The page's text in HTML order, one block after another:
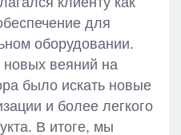
для
оборудовании.
веяний на
было искать новые
и более легкого
В итоге, мы